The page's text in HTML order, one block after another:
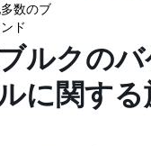
数のブ
ド
ルクのバ
に関する